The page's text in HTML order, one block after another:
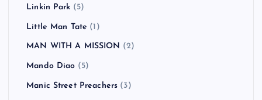
Linkin Park (5)
Little Man Tate (1)
MAN WITH A MISSION (2)
Mando Diao (5)
Manic Street Preachers (3)